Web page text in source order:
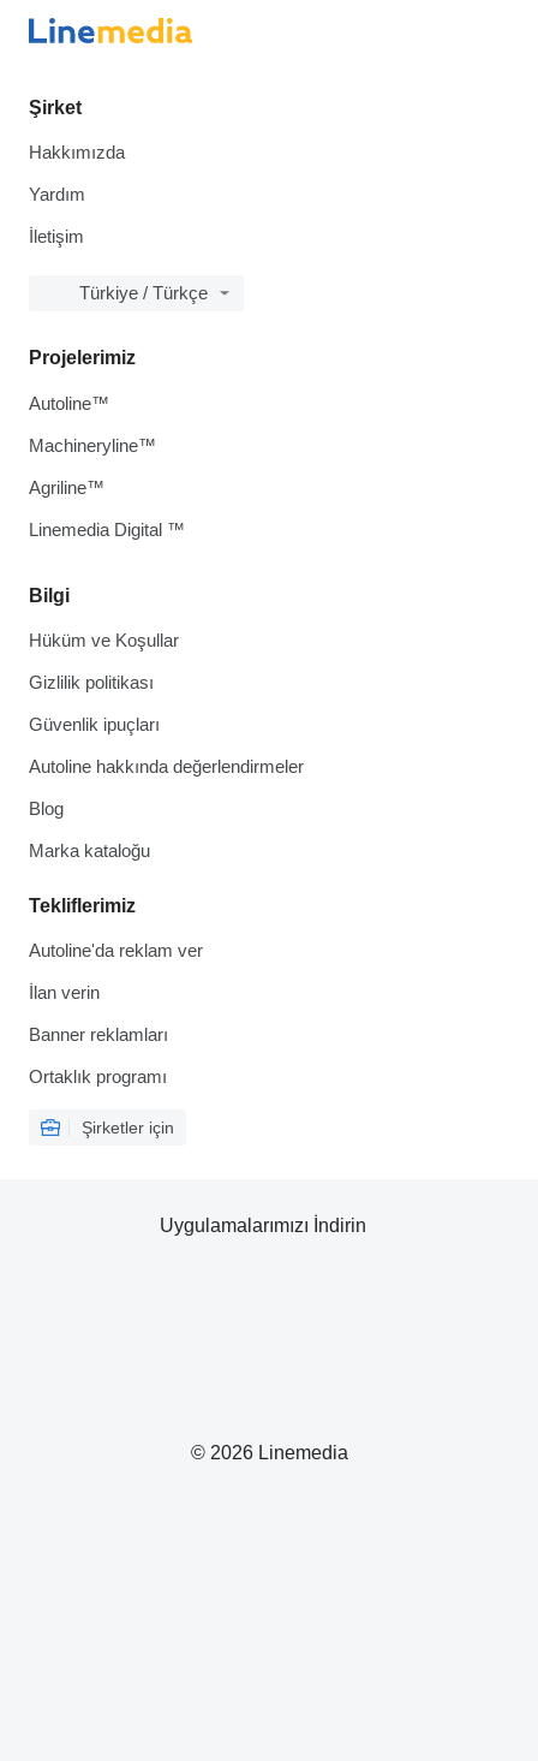
Şirket
Hakkımızda
Yardım
İletişim
Türkiye / Türkçe
Bilgi
Hüküm ve Koşullar
Gizlilik politikası
Güvenlik ipuçları
Autoline hakkında değerlendirmeler
Blog
Marka kataloğu
Tekliflerimiz
Autoline'da reklam ver
İlan verin
Banner reklamları
Ortaklık programı
Şirketler için
Projelerimiz
Autoline™
Machineryline™
Agriline™
Linemedia Digital ™
© 2026 Linemedia
Uygulamalarımızı İndirin